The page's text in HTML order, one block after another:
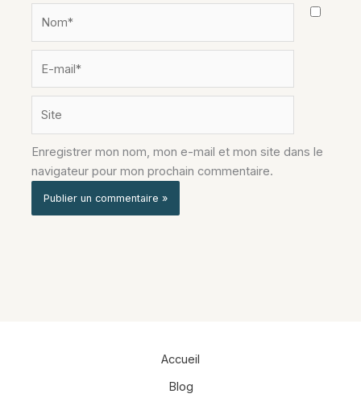
mail*
Enregistrer mon nom, mon e-mail et mon site dans le
navigateur pour mon prochain commentaire.
Accueil
Blog